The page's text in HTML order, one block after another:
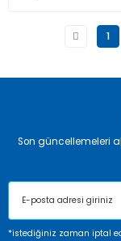
1
Son güncellemeleri
*istediğiniz zaman iptal